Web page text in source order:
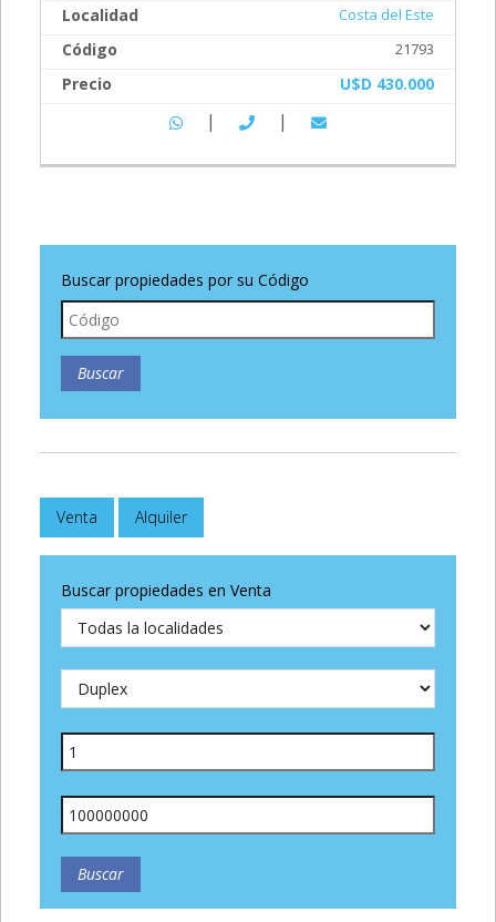
Localidad Costa del Este
Código 21793
Precio U$D 430.000
| |
Buscar propiedades por su Código
Venta Alquiler
Buscar propiedades en Venta